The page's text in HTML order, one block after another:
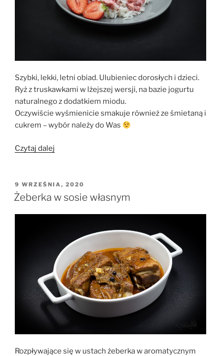
Szybki, lekki, letni obiad. Ulubieniec dorosłych i dzieci.
Ryż z truskawkami w lżejszej wersji, na bazie jogurtu
naturalnego z dodatkiem miodu.
Oczywiście wyśmienicie smakuje również ze śmietaną i
cukrem – wybór należy do Was
Czytaj dalej
–
wersja
naturalnym
miodem”
OPUBLIKOWANE
W
9 WRZEŚNIA, 2020
Żeberka w sosie własnym
Rozpływające się w ustach żeberka w aromatycznym